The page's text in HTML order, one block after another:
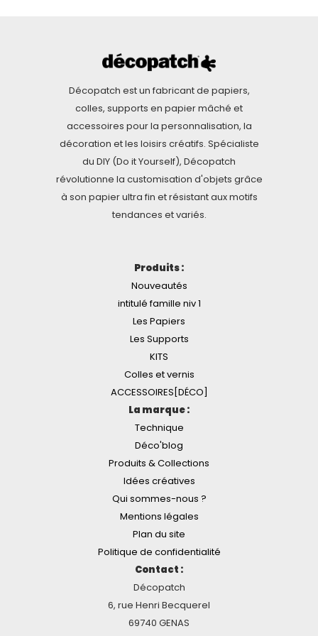
Décopatch est un fabricant de papiers,
colles, supports en papier mâché et
accessoires pour la personnalisation, la
décoration et les loisirs créatifs. Spécialiste
du DIY (Do it Yourself), Décopatch
révolutionne la customisation d'objets grâce
à son papier ultra fin et résistant aux motifs
tendances et variés.
Produits :
Nouveautés
intitulé famille niv 1
Les Papiers
Les Supports
KITS
Colles et vernis
ACCESSOIRES[DÉCO]
La marque :
Technique
Déco'blog
Produits & Collections
Idées créatives
Qui sommes-nous ?
Mentions légales
Plan du site
Politique de confidentialité
Contact :
Décopatch
6, rue Henri Becquerel
69740 GENAS